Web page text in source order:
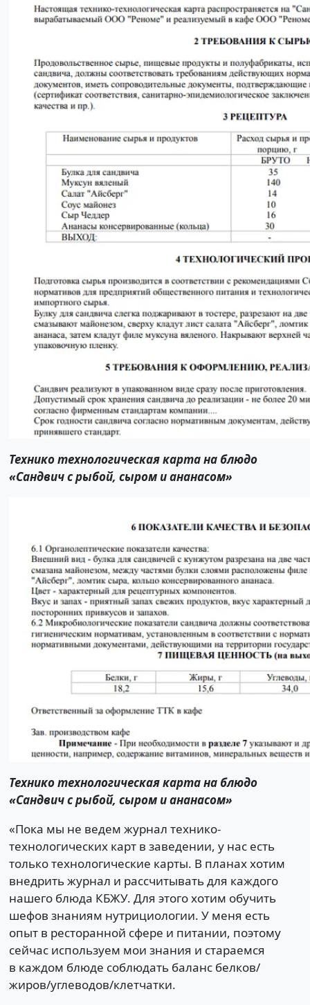
Технико технологическая карта на блюдо
«Сандвич с рыбой, сыром и ананасом»
Технико технологическая карта на блюдо
«Сандвич с рыбой, сыром и ананасом»
«Пока мы не ведем журнал технико-
технологических карт в заведении, у нас есть
только технологические карты. В планах хотим
внедрить журнал и рассчитывать для каждого
нашего блюда КБЖУ. Для этого хотим обучить
шефов знаниям нутрициологии. У меня есть
опыт в ресторанной сфере и питании, поэтому
сейчас используем мои знания и стараемся
в каждом блюде соблюдать баланс белков/
жиров/углеводов/клетчатки.